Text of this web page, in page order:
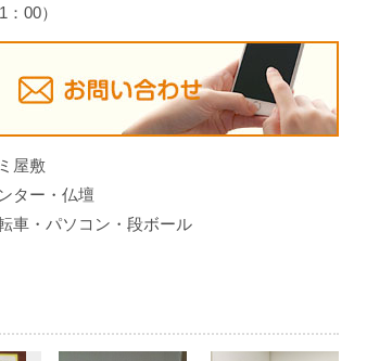
00）
屋敷
ター・仏壇
車・パソコン・段ボール